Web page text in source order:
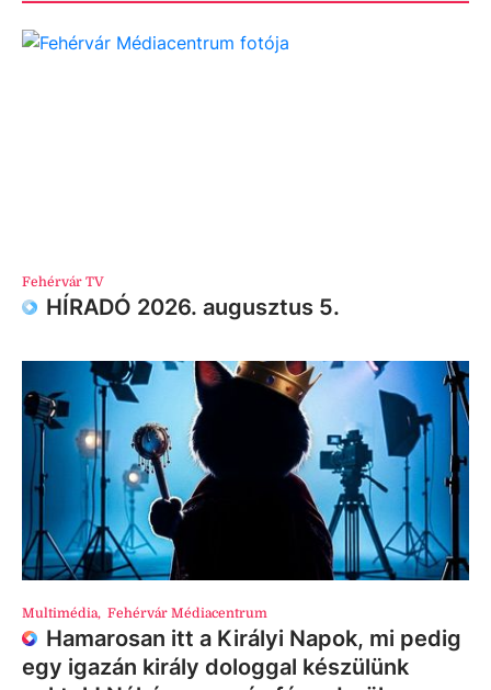
Fehérvár TV
HÍRADÓ 2026. augusztus 5.
Multimédia, Fehérvár Médiacentrum
Hamarosan itt a Királyi Napok, mi pedig
egy igazán király dologgal készülünk